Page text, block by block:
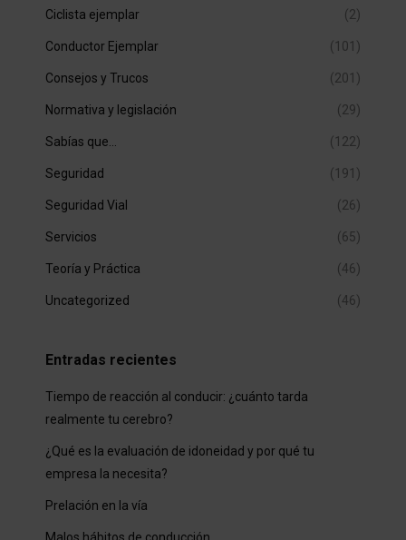
Ciclista ejemplar (2)
Conductor Ejemplar (101)
Consejos y Trucos (201)
Normativa y legislación (29)
Sabías que… (122)
Seguridad (191)
Seguridad Vial (26)
Servicios (65)
Teoría y Práctica (46)
Uncategorized (46)
Entradas recientes
Tiempo de reacción al conducir: ¿cuánto tarda
realmente tu cerebro?
¿Qué es la evaluación de idoneidad y por qué tu
empresa la necesita?
Prelación en la vía
Malos hábitos de conducción